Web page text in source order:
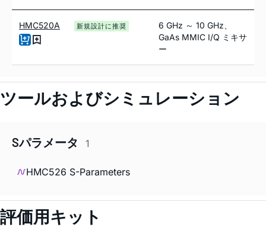
HMC520A 新規設計に推奨
6 GHz ～ 10 GHz、
GaAs MMIC I/Q ミキサ
ー
ツールおよびシミュレーション
Sパラメータ 1
HMC526 S-Parameters
評価用キット